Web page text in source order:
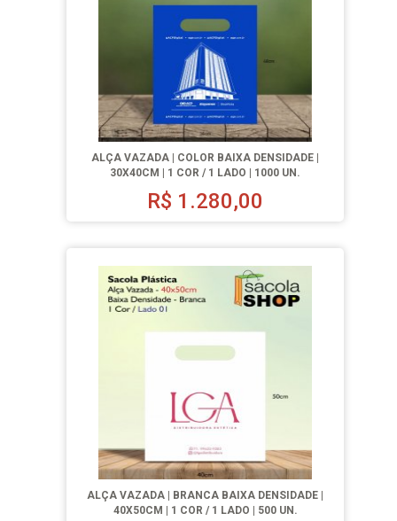
ALÇA VAZADA | COLOR BAIXA DENSIDADE |
30X40CM | 1 COR / 1 LADO | 1000 UN.
R$ 1.280,00
ALÇA VAZADA | BRANCA BAIXA DENSIDADE |
40X50CM | 1 COR / 1 LADO | 500 UN.